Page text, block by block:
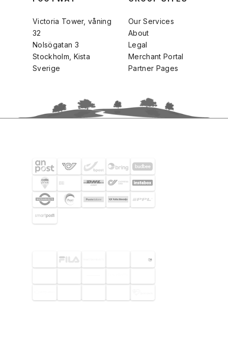
Victoria Tower, våning
32
Nolsögatan 3
Stockholm, Kista
Sverige
Our Services
About
Legal
Merchant Portal
Partner Pages